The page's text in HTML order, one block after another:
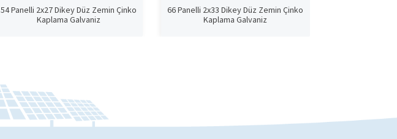
54 Panelli 2x27 Dikey Düz Zemin Çinko
Kaplama Galvaniz
66 Panelli 2x33 Dikey Düz Zemin Çinko
Kaplama Galvaniz